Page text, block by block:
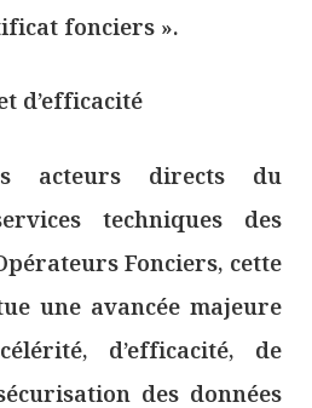
fonciers ».
d’efficacité
acteurs directs du
techniques des
Fonciers, cette
une avancée majeure
d’efficacité, de
des données